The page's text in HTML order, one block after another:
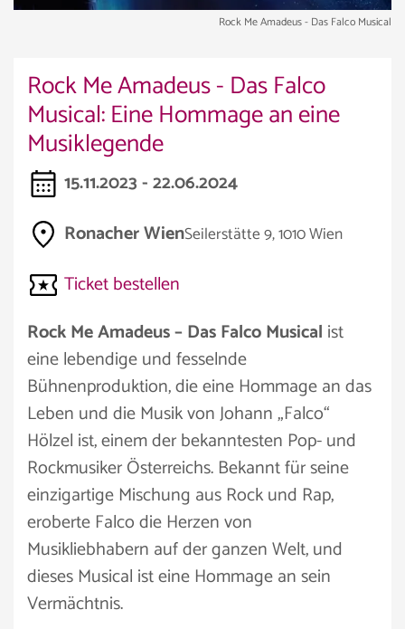
Rock Me Amadeus - Das Falco Musical
Rock Me Amadeus - Das Falco
Musical: Eine Hommage an eine
Musiklegende
15.11.2023 - 22.06.2024
Ronacher WienSeilerstätte 9, 1010 Wien
Ticket bestellen
Rock Me Amadeus – Das Falco Musical ist
eine lebendige und fesselnde
Bühnenproduktion, die eine Hommage an das
Leben und die Musik von Johann „Falco“
Hölzel ist, einem der bekanntesten Pop- und
Rockmusiker Österreichs. Bekannt für seine
einzigartige Mischung aus Rock und Rap,
eroberte Falco die Herzen von
Musikliebhabern auf der ganzen Welt, und
dieses Musical ist eine Hommage an sein
Vermächtnis.